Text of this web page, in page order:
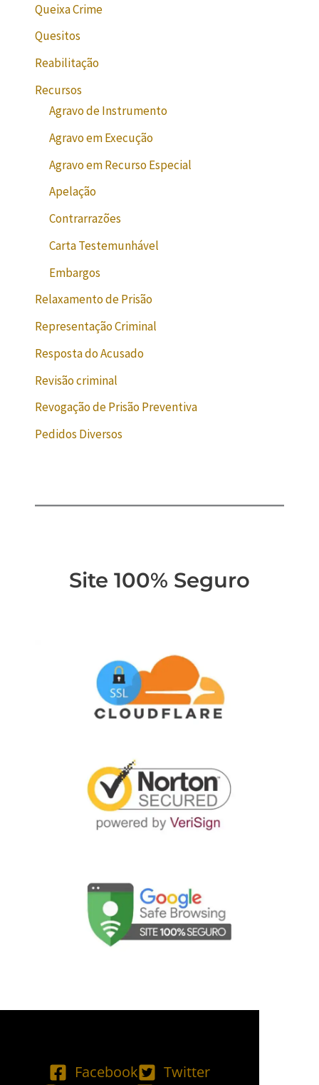
Queixa Crime
Quesitos
Reabilitação
Recursos
Agravo de Instrumento
Agravo em Execução
Agravo em Recurso Especial
Apelação
Contrarrazões
Carta Testemunhável
Embargos
Relaxamento de Prisão
Representação Criminal
Resposta do Acusado
Revisão criminal
Revogação de Prisão Preventiva
Pedidos Diversos
Site 100% Seguro
Facebook
Twitter